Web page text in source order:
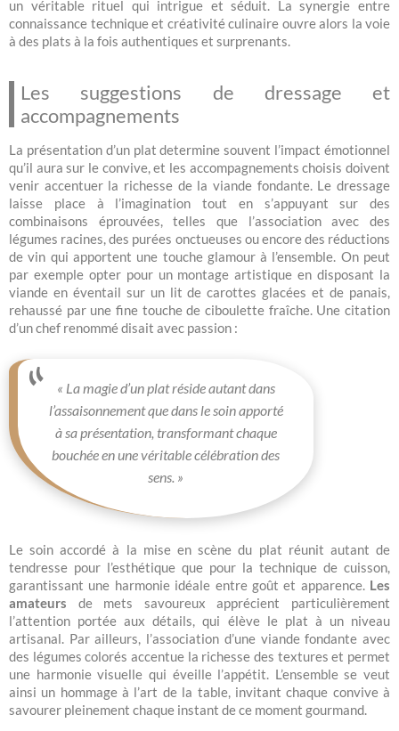
un véritable rituel qui intrigue et séduit. La synergie entre
connaissance technique et créativité culinaire ouvre alors la voie
à des plats à la fois authentiques et surprenants.
Les suggestions de dressage et
accompagnements
La présentation d’un plat determine souvent l’impact émotionnel
qu’il aura sur le convive, et les accompagnements choisis doivent
venir accentuer la richesse de la viande fondante. Le dressage
laisse place à l’imagination tout en s’appuyant sur des
combinaisons éprouvées, telles que l’association avec des
légumes racines, des purées onctueuses ou encore des réductions
de vin qui apportent une touche glamour à l’ensemble. On peut
par exemple opter pour un montage artistique en disposant la
viande en éventail sur un lit de carottes glacées et de panais,
rehaussé par une fine touche de ciboulette fraîche. Une citation
d’un chef renommé disait avec passion :
« La magie d’un plat réside autant dans
l’assaisonnement que dans le soin apporté
à sa présentation, transformant chaque
bouchée en une véritable célébration des
sens. »
Le soin accordé à la mise en scène du plat réunit autant de
tendresse pour l’esthétique que pour la technique de cuisson,
garantissant une harmonie idéale entre goût et apparence. Les
amateurs de mets savoureux apprécient particulièrement
l’attention portée aux détails, qui élève le plat à un niveau
artisanal. Par ailleurs, l’association d’une viande fondante avec
des légumes colorés accentue la richesse des textures et permet
une harmonie visuelle qui éveille l’appétit. L’ensemble se veut
ainsi un hommage à l’art de la table, invitant chaque convive à
savourer pleinement chaque instant de ce moment gourmand.